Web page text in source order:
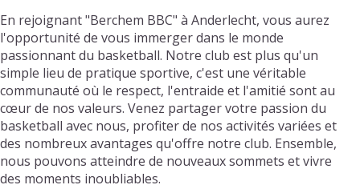
En rejoignant "Berchem BBC" à Anderlecht, vous aurez
l'opportunité de vous immerger dans le monde
passionnant du basketball. Notre club est plus qu'un
simple lieu de pratique sportive, c'est une véritable
communauté où le respect, l'entraide et l'amitié sont au
cœur de nos valeurs. Venez partager votre passion du
basketball avec nous, profiter de nos activités variées et
des nombreux avantages qu'offre notre club. Ensemble,
nous pouvons atteindre de nouveaux sommets et vivre
des moments inoubliables.